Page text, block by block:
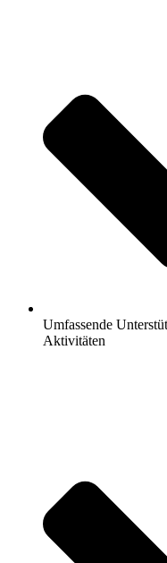
Umfassende
Aktivitäten